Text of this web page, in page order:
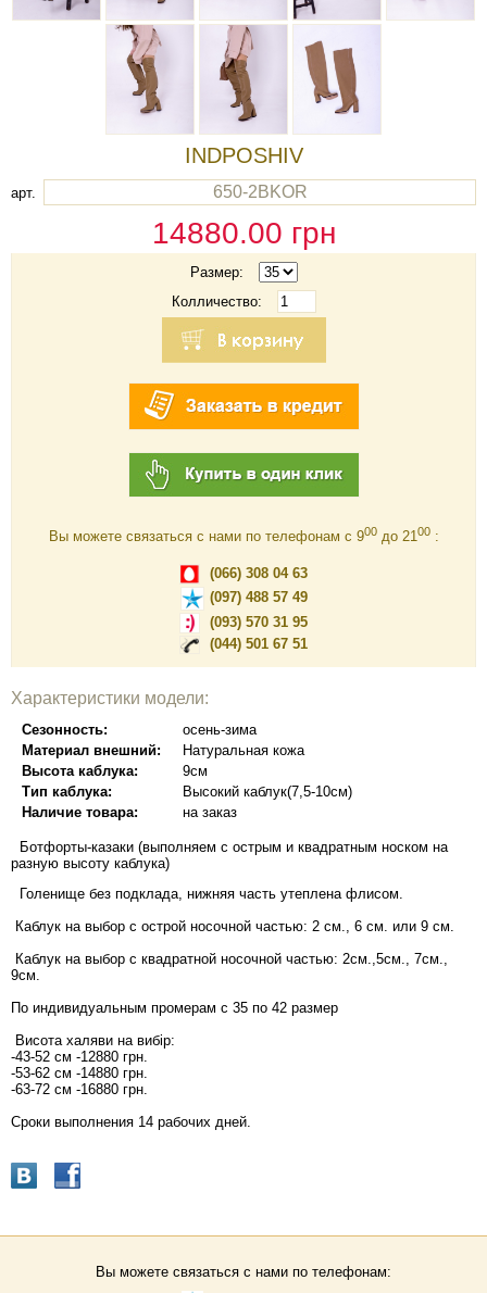
INDPOSHIV
арт. 650-2BKOR
14880.00 грн
Размер:
Колличество:
Вы можете связаться с нами по телефонам c 900до 2100:
(066) 308 04 63
(097) 488 57 49
(093) 570 31 95
(044) 501 67 51
Характеристики модели:
Сезонность:
осень-зима
Материал внешний:
Натуральная кожа
Высота каблука:
9см
Тип каблука:
Высокий каблук(7,5-10см)
Наличие товара:
на заказ
Ботфорты-казаки (выполняем с острым и квадратным носком на
разную высоту каблука)
Голенище без подклада, нижняя часть утеплена флисом.
Каблук на выбор с острой носочной частью: 2 см., 6 см. или 9 см.
Каблук на выбор с квадратной носочной частью: 2см.,5см., 7см.,
9см.
По индивидуальным промерам с 35 по 42 размер
Висота халяви на вибір:
-43-52 см -12880 грн.
-53-62 см -14880 грн.
-63-72 см -16880 грн.
Сроки выполнения 14 рабочих дней.
Вы можете связаться с нами по телефонам: